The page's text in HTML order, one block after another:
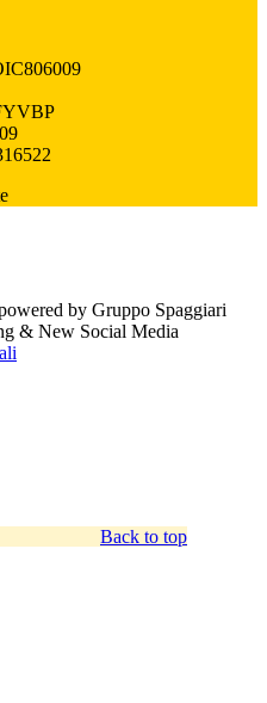
by Gruppo Spaggiari
& New Social Media
Back to top